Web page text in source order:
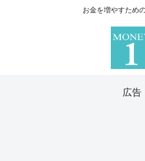
お金を増やすため
広告